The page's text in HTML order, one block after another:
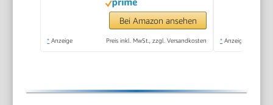
Bei Amazon ansehen
* Anzeige Preis inkl. MwSt., zzgl. Versandkosten * Anzeige